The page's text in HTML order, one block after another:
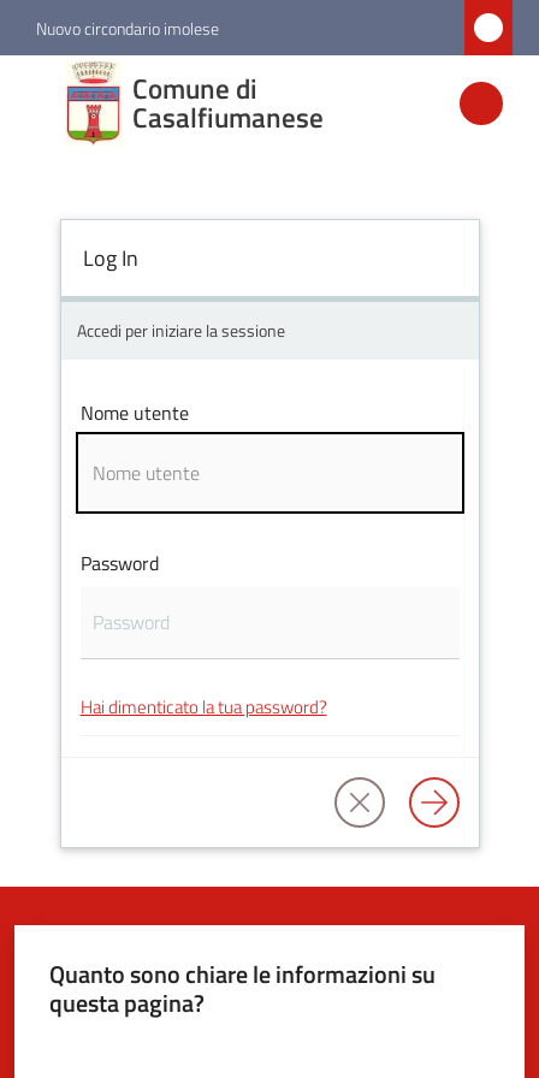
Vai al contenuto
Vai alla navigazione
Vai al footer
Nuovo circondario imolese
Comune di
Casalfiumanese
Comune di
Casalfiumanese
Amministrazione
Novità
Vivere
Casalfiumanese
5x1000
argomenti
Log In
Accedi per iniziare la sessione
Nome utente
Password
Hai dimenticato la tua password?
Quanto sono chiare le informazioni su
questa pagina?